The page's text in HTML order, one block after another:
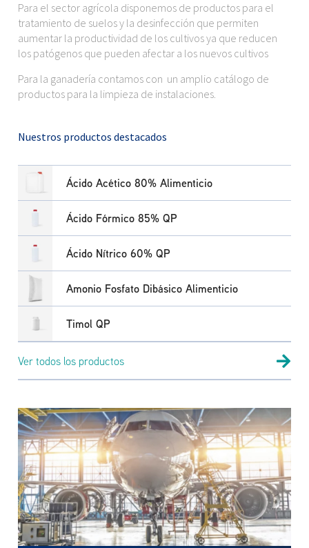
Para el sector agrícola disponemos de productos para el
tratamiento de suelos y la desinfección que permiten
aumentar la productividad de los cultivos ya que reducen
los patógenos que pueden afectar a los nuevos cultivos
Para la ganadería contamos con un amplio catálogo de
productos para la limpieza de instalaciones.
Nuestros productos destacados
Ácido Acético 80% Alimenticio
Ácido Fórmico 85% QP
Ácido Nítrico 60% QP
Amonio Fosfato Dibásico Alimenticio
Timol QP
Ver todos los productos